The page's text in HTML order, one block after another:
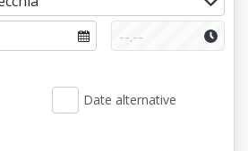
Date alternative